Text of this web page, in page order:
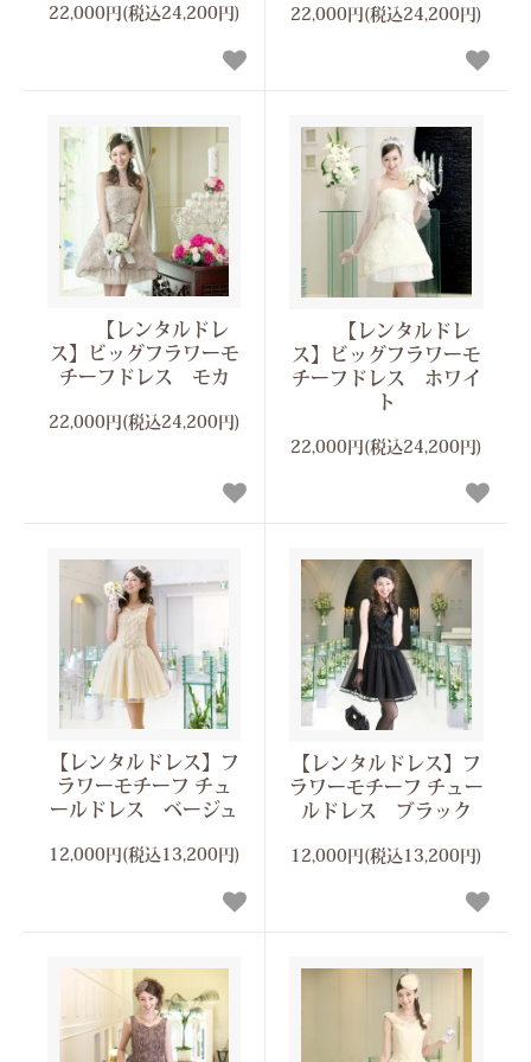
22,000円(税込24,200円) 22,000円(税込24,200円)
【レンタルドレ
ス】ビッグフラワーモ
チーフドレス モカ
22,000円(税込24,200円)
【レンタルドレ
ス】ビッグフラワーモ
チーフドレス ホワイ
ト
22,000円(税込24,200円)
【レンタルドレス】フ
ラワーモチーフ チュ
ールドレス ベージュ
12,000円(税込13,200円)
【レンタルドレス】フ
ラワーモチーフ チュー
ルドレス ブラック
12,000円(税込13,200円)